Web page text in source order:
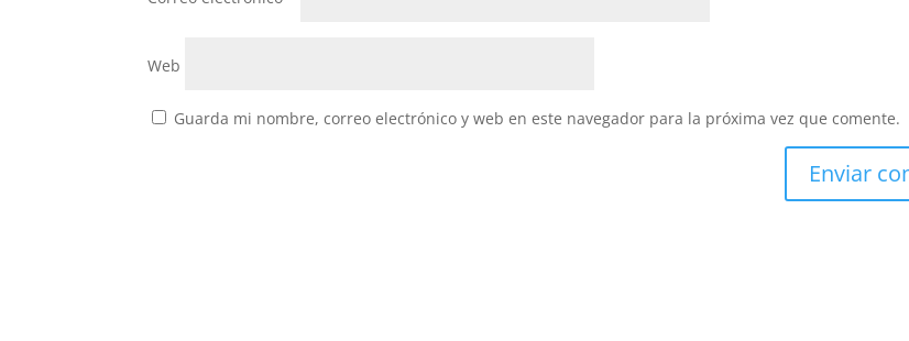
Web
Guarda mi nombre, correo electrónico y web en este navegador para la próxima vez que comente.